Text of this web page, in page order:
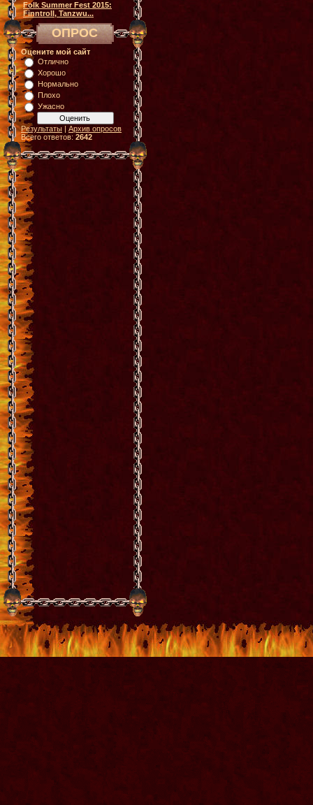
Folk Summer Fest 2015:
Finntroll, Tanzwu...
ОПРОС
Оцените мой сайт
Отлично
Хорошо
Нормально
Плохо
Ужасно
Результаты | Архив опросов
Всего ответов: 2642